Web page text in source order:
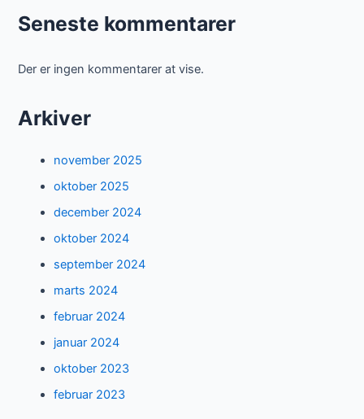
Seneste kommentarer
Der er ingen kommentarer at vise.
Arkiver
november 2025
oktober 2025
december 2024
oktober 2024
september 2024
marts 2024
februar 2024
januar 2024
oktober 2023
februar 2023